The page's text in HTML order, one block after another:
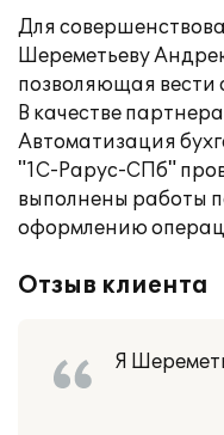
Для
Шереметьеву
позволяющая вести
В качестве
Автоматизация
"1С-Рарус-СПб"
выполнены работы
оформлению
Отзыв клиента
Я